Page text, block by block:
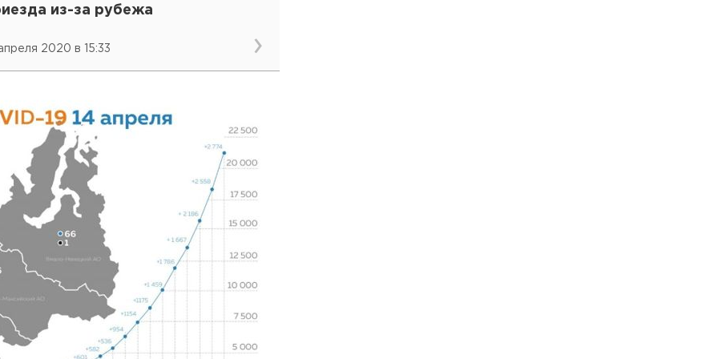
из-за рубежа
2020 в 15:33